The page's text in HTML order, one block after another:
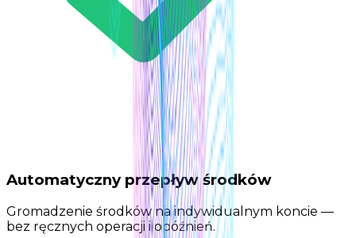
Automatyczny przepływ środków
Gromadzenie środków na indywidualnym koncie —
bez ręcznych operacji i opóźnień.